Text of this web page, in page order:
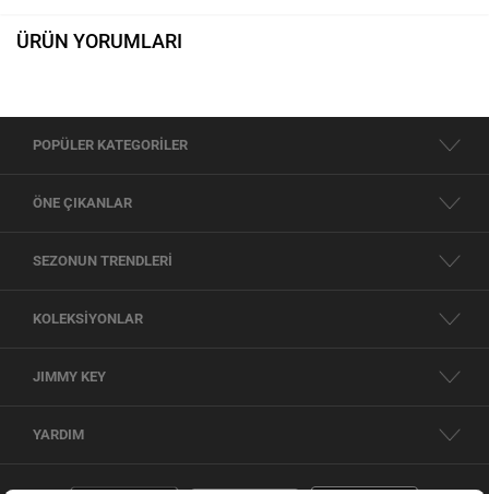
ÜRÜN YORUMLARI
POPÜLER KATEGORİLER
ÖNE ÇIKANLAR
SEZONUN TRENDLERİ
KOLEKSİYONLAR
JIMMY KEY
YARDIM